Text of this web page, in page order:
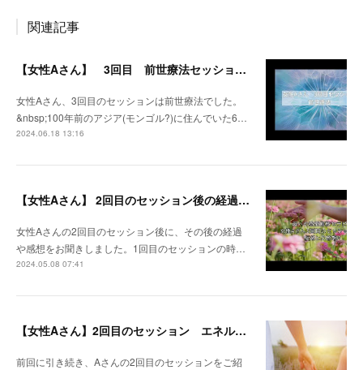
関連記事
【女性Aさん】 3回目 前世療法セッション動画
女性Aさん、3回目のセッションは前世療法でした。
&nbsp;100年前のアジア(モンゴル?)に住んでいた6…
2024.06.18 13:16
【女性Aさん】 2回目のセッション後の経過、ご感想
女性Aさんの2回目のセッション後に、その後の経過
や感想をお聞きしました。1回目のセッションの時…
2024.05.08 07:41
【女性Aさん】2回目のセッション エネルギーブロック解放セラピー
前回に引き続き、Aさんの2回目のセッションをご紹